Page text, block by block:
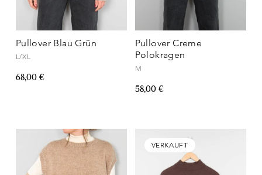
Pullover Blau Grün
L/XL
68,00 €
Pullover Creme
Polokragen
M
58,00 €
VERKAUFT